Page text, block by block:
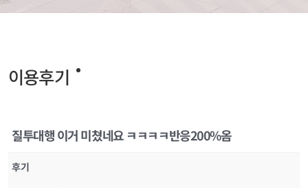
이용후기
질투대행 이거 미쳤네요 ㅋㅋㅋㅋ반응200%옴
후기